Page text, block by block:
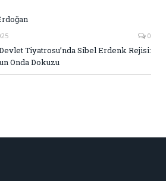
0
Tiyatrosu’nda Sibel Erdenk Rejisi:
Onda Dokuzu